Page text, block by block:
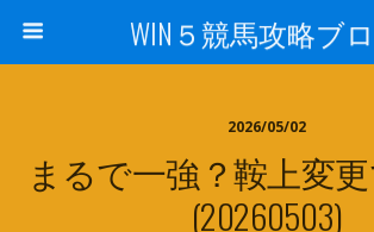
WIN５競馬攻略ブ
2026/05/02
まるで一強？鞍上変
(20260503)